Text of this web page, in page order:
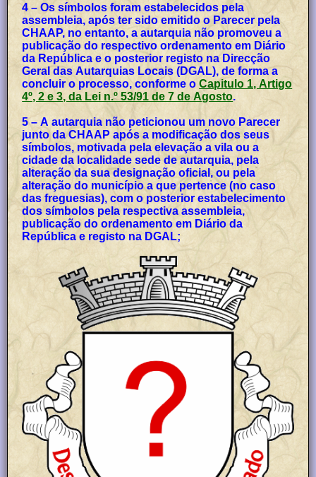
4 – Os símbolos foram estabelecidos pela
assembleia, após ter sido emitido o Parecer pela
CHAAP, no entanto, a autarquia não promoveu a
publicação do respectivo ordenamento em Diário
da República e o posterior registo na Direcção
Geral das Autarquias Locais (DGAL), de forma a
concluir o processo, conforme oCapitulo 1, Artigo
4º, 2 e 3, da Lei n.º 53/91 de 7 de Agosto.
5 – A autarquia não peticionou um novo Parecer
junto da CHAAP após a modificação dos seus
símbolos, motivada pela elevação a vila ou a
cidade da localidade sede de autarquia, pela
alteração da sua designação oficial, ou pela
alteração do município a que pertence (no caso
das freguesias), com o posterior estabelecimento
dos símbolos pela respectiva assembleia,
publicação do ordenamento em Diário da
República e registo na DGAL;